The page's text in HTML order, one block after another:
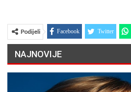
Podijeli Facebook Twitter
NAJNOVIJE